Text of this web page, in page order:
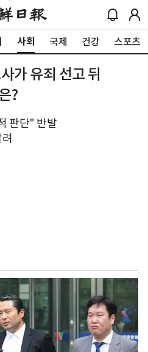
사회 국제 건강 스포츠
가 유죄 선고 뒤
?
판단" 반발